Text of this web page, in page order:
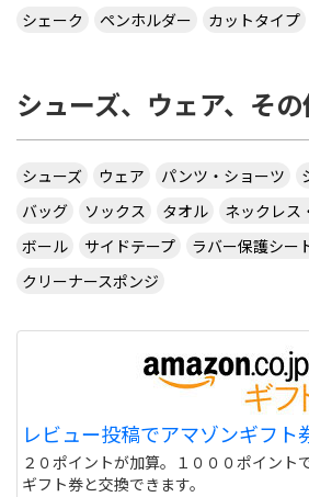
シェーク
ペンホルダー カットタイプ
シューズ、ウェア、そ
シューズ ウェア パンツ・ショーツ
バッグ
ソックス タオル
ネックレス
ボール
サイドテープ ラバー保護シー
クリーナースポンジ
レビュー投稿でアマゾンギフト
２０ポイントが加算。１０００ポイント
ギフト券と交換できます。